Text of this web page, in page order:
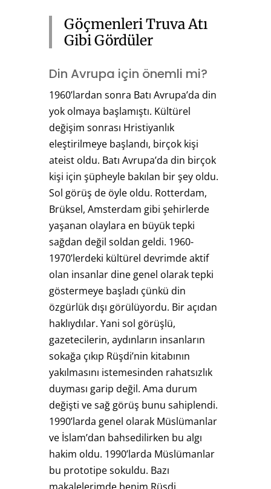
Göçmenleri Truva Atı
Gibi Gördüler
Din Avrupa için önemli mi?
1960’lardan sonra Batı Avrupa’da din
yok olmaya başlamıştı. Kültürel
değişim sonrası Hristiyanlık
eleştirilmeye başlandı, birçok kişi
ateist oldu. Batı Avrupa’da din birçok
kişi için şüpheyle bakılan bir şey oldu.
Sol görüş de öyle oldu. Rotterdam,
Brüksel, Amsterdam gibi şehirlerde
yaşanan olaylara en büyük tepki
sağdan değil soldan geldi. 1960-
1970’lerdeki kültürel devrimde aktif
olan insanlar dine genel olarak tepki
göstermeye başladı çünkü din
özgürlük dışı görülüyordu. Bir açıdan
haklıydılar. Yani sol görüşlü,
gazetecilerin, aydınların insanların
sokağa çıkıp Rüşdi’nin kitabının
yakılmasını istemesinden rahatsızlık
duyması garip değil. Ama durum
değişti ve sağ görüş bunu sahiplendi.
1990’larda genel olarak Müslümanlar
ve İslam’dan bahsedilirken bu algı
hakim oldu. 1990’larda Müslümanlar
bu prototipe sokuldu. Bazı